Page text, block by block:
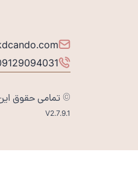
© تمامی حقوق
V2.7.9.1